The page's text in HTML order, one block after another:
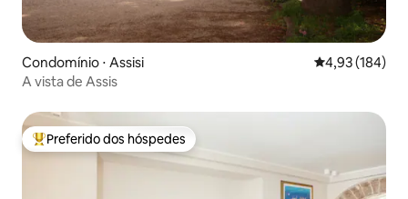
Condomínio ⋅ Assisi 4,93 de uma
4,93 (184)
A vista de Assis
Entre os melhores preferidos dos hóspedes
Preferido dos hóspedes